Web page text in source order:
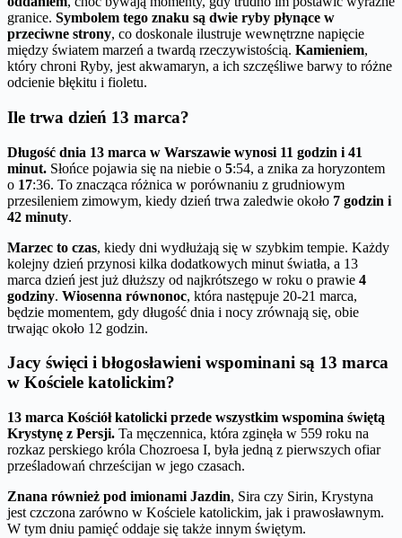
granice. Symbolem tego znaku są dwie ryby płynące w
przeciwne strony, co doskonale ilustruje wewnętrzne napięcie
między światem marzeń a twardą rzeczywistością. Kamieniem,
który chroni Ryby, jest akwamaryn, a ich szczęśliwe barwy to różne
odcienie błękitu i fioletu.
Ile trwa dzień 13 marca?
Długość dnia 13 marca w Warszawie wynosi 11 godzin i 41
minut. Słońce pojawia się na niebie o 5:54, a znika za horyzontem
o 17:36. To znacząca różnica w porównaniu z grudniowym
przesileniem zimowym, kiedy dzień trwa zaledwie około 7 godzin i
42 minuty.
Marzec to czas, kiedy dni wydłużają się w szybkim tempie. Każdy
kolejny dzień przynosi kilka dodatkowych minut światła, a 13
marca dzień jest już dłuższy od najkrótszego w roku o prawie 4
godziny. Wiosenna równonoc, która następuje 20-21 marca,
będzie momentem, gdy długość dnia i nocy zrównają się, obie
trwając około 12 godzin.
Jacy święci i błogosławieni wspominani są 13 marca
w Kościele katolickim?
13 marca Kościół katolicki przede wszystkim wspomina świętą
Krystynę z Persji. Ta męczennica, która zginęła w 559 roku na
rozkaz perskiego króla Chozroesa I, była jedną z pierwszych ofiar
prześladowań chrześcijan w jego czasach.
Znana również pod imionami Jazdin, Sira czy Sirin, Krystyna
jest czczona zarówno w Kościele katolickim, jak i prawosławnym.
W tym dniu pamięć oddaje się także innym świętym.